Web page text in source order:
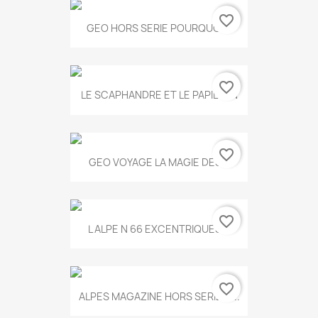
GEO HORS SERIE POURQUOI...
favorite_border
LE SCAPHANDRE ET LE PAPILLON
favorite_border
GEO VOYAGE LA MAGIE DES...
favorite_border
L ALPE N 66 EXCENTRIQUES...
favorite_border
ALPES MAGAZINE HORS SERIE N...
favorite_border